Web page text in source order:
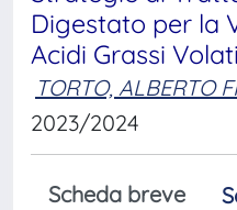
Digestato per la
Acidi Grassi
TORTO, ALBERTO
2023/2024
Scheda breve